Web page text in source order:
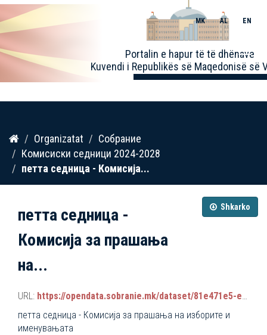
Kalo
përmbajtja
Portalin e hapur të të dhënave
Kuvendi i Republikës së Maqedonisë së
MK AL EN
Toggle
Organizatat
Собрание
Комисиски седници 2024-2028
петта седница - Комисија...
Shkarko
петта седница -
Комисија за прашања
на...
URL: https://opendata.sobranie.mk/dataset/81e471e5-e34b-4d92-9a38-9b6107e068a7/resource/91df07ee-7b86-46a8-8ea0-eedc426f2319/download/komisiski_sednici_2024-2028.json
петта седница - Комисија за прашања на изборите и
именувањата